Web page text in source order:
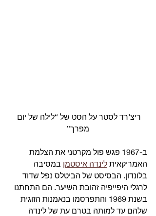
ריצ’רד לסטר על הסט של “לילה של יום
מפרך”
ב-1967 פגש פול מקרטני את הצלמת
האמריקאית לינדה איסטמן במסיבה
בלונדון. הבסיסט של הביטלס נפל שדוד
לרגלי היפייפיה זהובת השיער. הם התחתנו
בשנת 1969 והתפרסמו בנאמנות הזוגית
שלהם עד למותה בטרם עת של לינדה